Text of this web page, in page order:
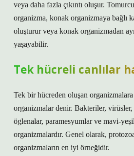
veya daha fazla çıkıntı oluşur.
organizma, konak organizmaya bağlı
oluşturur veya konak organizmadan
yaşayabilir.
Tek hücreli canlılar
Tek bir hücreden oluşan
organizmalar denir. Bakteriler, virüsler,
öglenalar, paramesyumlar ve mavi-
organizmalardır. Genel olarak,
organizmaların en iyi örneğidir.